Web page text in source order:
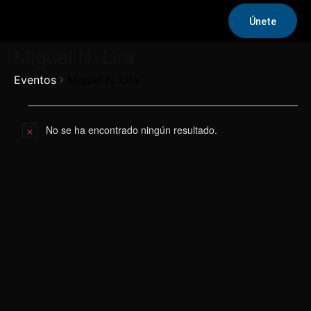
Únete
Eventos
Eventos
Aviso No se ha encontrado ningún resultado.